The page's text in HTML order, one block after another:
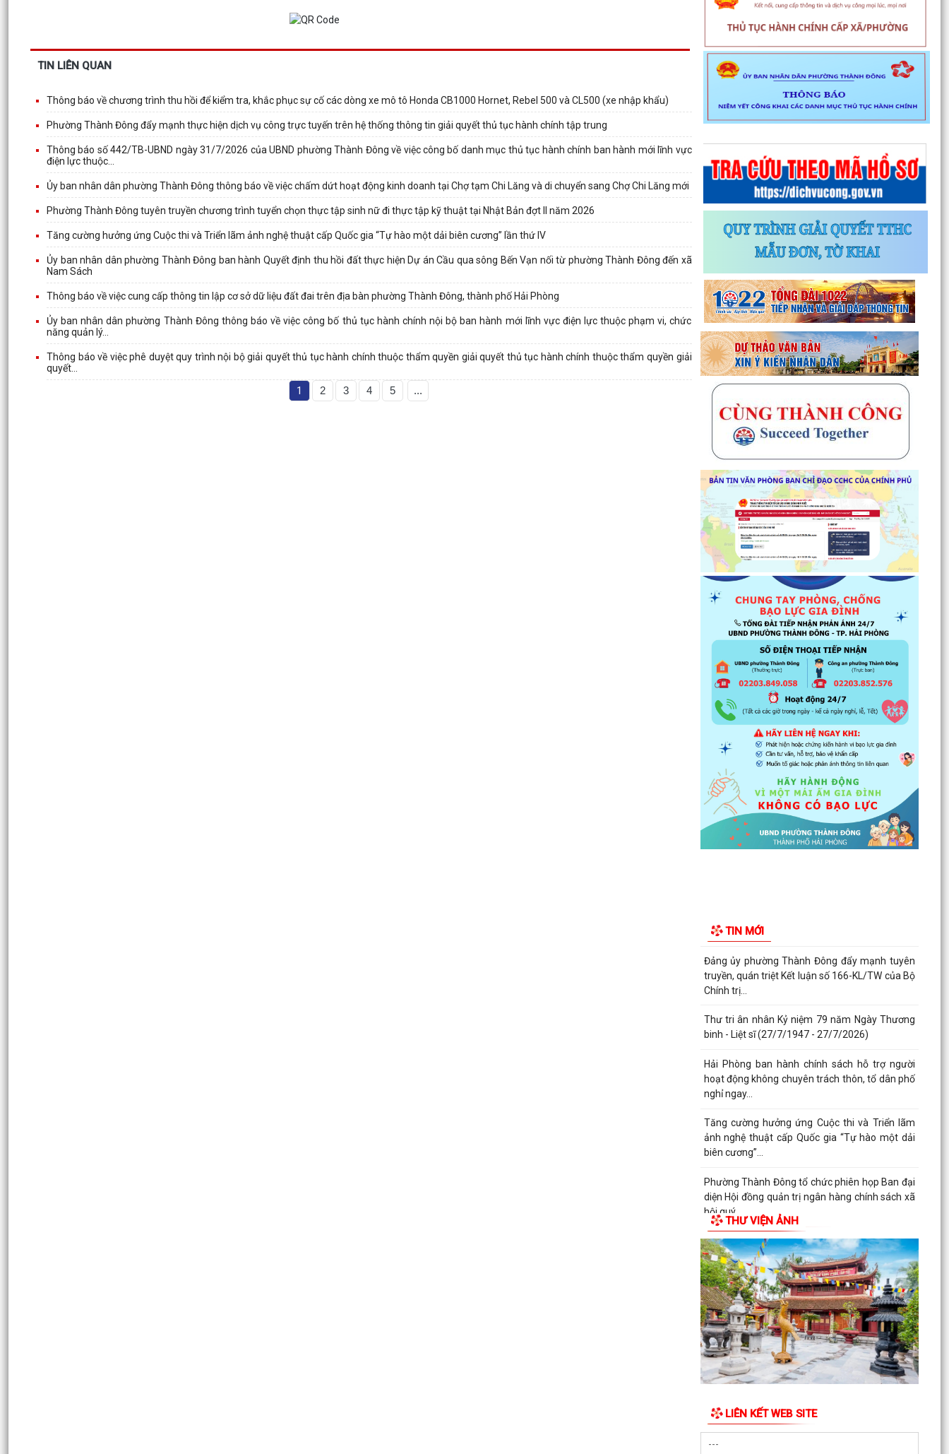
TIN LIÊN QUAN
Thông báo về chương trình thu hồi để kiểm tra, khắc phục sự cố các dòng xe mô tô Honda CB1000 Hornet, Rebel 500 và CL500 (xe nhập khẩu)
Phường Thành Đông đẩy mạnh thực hiện dịch vụ công trực tuyến trên hệ thống thông tin giải quyết thủ tục hành chính tập trung
Thông báo số 442/TB-UBND ngày 31/7/2026 của UBND phường Thành Đông về việc công bố danh mục thủ tục hành chính ban hành mới lĩnh vực
điện lực thuộc...
Ủy ban nhân dân phường Thành Đông thông báo về việc chấm dứt hoạt động kinh doanh tại Chợ tạm Chi Lăng và di chuyển sang Chợ Chi Lăng mới
Phường Thành Đông tuyên truyền chương trình tuyển chọn thực tập sinh nữ đi thực tập kỹ thuật tại Nhật Bản đợt II năm 2026
Tăng cường hưởng ứng Cuộc thi và Triển lãm ảnh nghệ thuật cấp Quốc gia “Tự hào một dải biên cương” lần thứ IV
Ủy ban nhân dân phường Thành Đông ban hành Quyết định thu hồi đất thực hiện Dự án Cầu qua sông Bến Vạn nối từ phường Thành Đông đến xã
Nam Sách
Thông báo về việc cung cấp thông tin lập cơ sở dữ liệu đất đai trên địa bàn phường Thành Đông, thành phố Hải Phòng
Ủy ban nhân dân phường Thành Đông thông báo về việc công bố thủ tục hành chính nội bộ ban hành mới lĩnh vực điện lực thuộc phạm vi, chức
năng quản lý...
Thông báo về việc phê duyệt quy trình nội bộ giải quyết thủ tục hành chính thuộc thẩm quyền giải quyết thủ tục hành chính thuộc thẩm quyền giải
quyết...
1 2 3 4 5 ...
TIN MỚI
Thông báo về chương trình thu hồi để kiểm tra,
khắc phục sự cố các dòng xe mô tô Honda
CB1000...
Kết quả Kỳ họp thứ 3 HĐND thành phố Hải
Phòng khóa XIV, nhiệm kỳ 2021 - 2026
Đẩy mạnh tuyên truyền thực hiện Chương trình
hành động của Thành ủy về xây dựng và hoàn
thiện nhà...
Tăng cường các giải pháp đấu tranh, ngăn chặn
và xử lý hành vi xâm phạm quyền sở hữu trí tuệ
trên...
Ủy ban nhân dân phường Thành Đông thông
báo về việc chấm dứt hoạt động kinh doanh tại
Chợ tạm Chi...
Đảng ủy phường Thành Đông đẩy mạnh tuyên
truyền, thực hiện Nghị quyết số 27-NQ/TW về
Phường Thành Đông tăng cương phân loại chất
thải rắn sinh hoạt tại nguồn: Hành động nhỏ, ý
nghĩa...
Phường Thành Đông tuyên truyền chương trình
tuyển chọn thực tập sinh nữ đi thực tập kỹ thuật
tại...
Phường Thành Đông tham dự Hội nghị trực
05 năm theo...
Đảng ủy phường Thành Đông đẩy mạnh tuyên
truyền, quán triệt Kết luận số 166-KL/TW của Bộ
Chính trị...
Thư tri ân nhân Kỷ niệm 79 năm Ngày Thương
binh - Liệt sĩ (27/7/1947 - 27/7/2026)
Hải Phòng ban hành chính sách hỗ trợ người
hoạt động không chuyên trách thôn, tổ dân phố
nghỉ ngay...
Tăng cường hưởng ứng Cuộc thi và Triển lãm
ảnh nghệ thuật cấp Quốc gia “Tự hào một dải
biên cương”...
Phường Thành Đông tổ chức phiên họp Ban đại
diện Hội đồng quản trị ngân hàng chính sách xã
hội quý...
Hơn 1.600 đoàn viên, người lao động trên địa
bàn phường Thành Đông tham gia bữa cơm
công đoàn
Đảng ủy phường Thành Đông tổ chức lớp bồi
dưỡng Lý luận chính trị hè năm 2026 cho đội
ngũ giáo viên
Phường Thành Đông tri ân Người có công
Ngày Thương...
Phường Thành Đông tri ân các gia đình chính
THƯ VIỆN ẢNH
LIÊN KẾT WEB SITE